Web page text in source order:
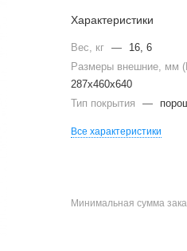
Характеристики
Вес, кг —
16, 6
Размеры внешние, мм
287x460x640
Тип покрытия
—
Все характеристики
Минимальная сумма